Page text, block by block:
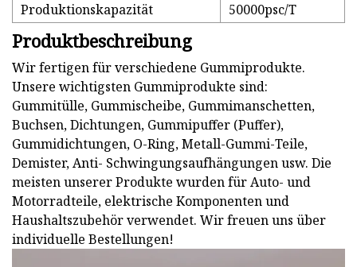
Produktionskapazität
50000psc/T
Produktbeschreibung
Wir fertigen für verschiedene Gummiprodukte.
Unsere wichtigsten Gummiprodukte sind:
Gummitülle, Gummischeibe, Gummimanschetten,
Buchsen, Dichtungen, Gummipuffer (Puffer),
Gummidichtungen, O-Ring, Metall-Gummi-Teile,
Demister, Anti- Schwingungsaufhängungen usw. Die
meisten unserer Produkte wurden für Auto- und
Motorradteile, elektrische Komponenten und
Haushaltszubehör verwendet. Wir freuen uns über
individuelle Bestellungen!